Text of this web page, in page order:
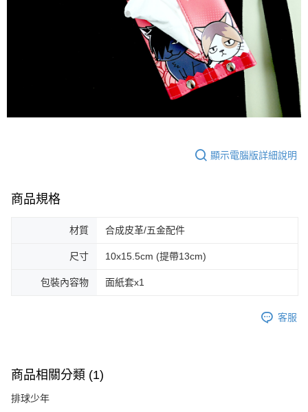
顯示電腦版詳細說明
商品規格
材質 合成皮革/五金配件
尺寸 10x15.5cm (提帶13cm)
包裝內容物 面紙套x1
客服
商品相關分類 (1)
排球少年